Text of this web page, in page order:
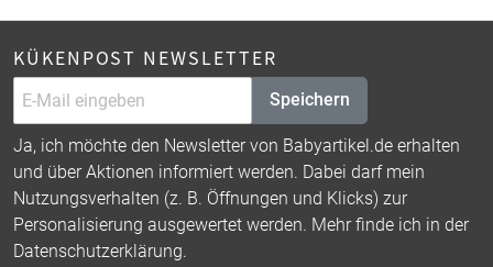
KÜKENPOST NEWSLETTER
Speichern
Ja, ich möchte den Newsletter von Babyartikel.de erhalten
und über Aktionen informiert werden. Dabei darf mein
Nutzungsverhalten (z. B. Öffnungen und Klicks) zur
Personalisierung ausgewertet werden. Mehr finde ich in der
Datenschutzerklärung.